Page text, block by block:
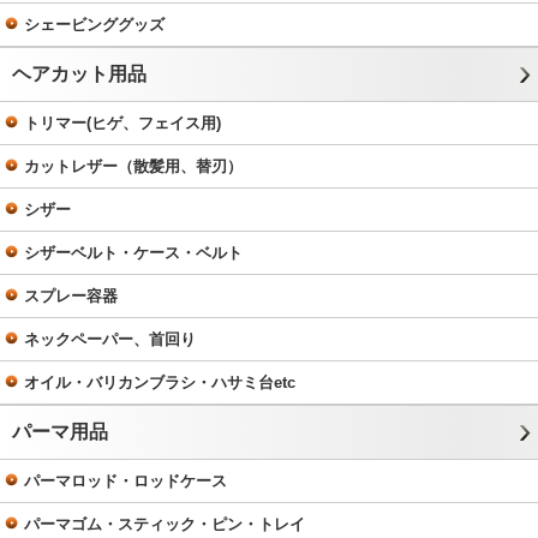
シェービンググッズ
ヘアカット用品
トリマー(ヒゲ、フェイス用)
カットレザー（散髪用、替刃）
シザー
シザーベルト・ケース・ベルト
スプレー容器
ネックペーパー、首回り
オイル・バリカンブラシ・ハサミ台etc
パーマ用品
パーマロッド・ロッドケース
パーマゴム・スティック・ピン・トレイ